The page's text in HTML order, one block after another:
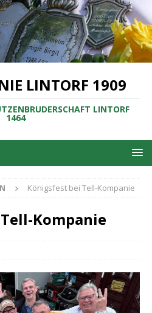
LINTORF 1909
LINTORF
1464
Königsfest bei Tell-Kompanie
Kompanie